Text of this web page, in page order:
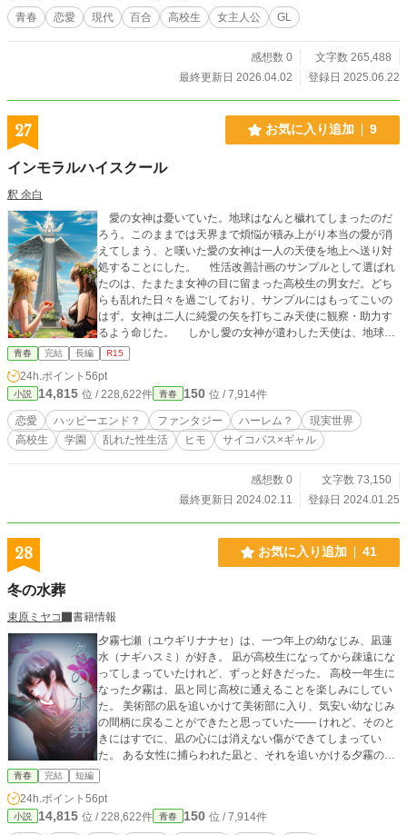
青春 恋愛 現代 百合 高校生 女主人公 GL
感想数 0
文字数 265,488
最終更新日 2026.04.02
登録日 2025.06.22
27 お気に入り追加 9
インモラルハイスクール
釈 余白
愛の女神は憂いていた。地球はなんと穢れてしまったのだ
ろう。このままでは天界まで煩悩が積み上がり本当の愛が消
えてしまう、と嘆いた愛の女神は一人の天使を地上へ送り対
処することにした。 性活改善計画のサンプルとして選ばれ
たのは、たまたま女神の目に留まった高校生の男女だ。どち
らも乱れた日々を過ごしており、サンプルにはもってこいの
はず。女神は二人に純愛の矢を打ちこみ天使に観察・助力す
るよう命じた。 しかし愛の女神が遣わした天使は、地球の
性文化に感化された性欲あふれるポンコツ天使だった。天使
はインモラルエナジーを集めて堕天し淫魔になることを目指
してるらしい。 女神に純愛を植え付けられたナンパ男にサ
セ子、そして二人を利用して淫魔化を目指すポンコツ天使の
行方はいかに。
青春 完結 長編 R15
24h.ポイント 56pt
小説 14,815 位 / 228,622件 青春 150 位 / 7,914件
恋愛 ハッピーエンド？ ファンタジー ハーレム？
現実世界
高校生
学園 乱れた性生活 ヒモ サイコパス×ギャル
感想数 0
文字数 73,150
最終更新日 2024.02.11
登録日 2024.01.25
28 お気に入り追加 41
冬の水葬
束原ミヤコ
書籍情報
夕霧七瀬（ユウギリナナセ）は、一つ年上の幼なじみ、凪蓮
水（ナギハスミ）が好き。 凪が高校生になってから疎遠にな
ってしまっていたけれど、ずっと好きだった。 高校一年生に
なった夕霧は、凪と同じ高校に通えることを楽しみにしてい
た。 美術部の凪を追いかけて美術部に入り、気安い幼なじみ
の間柄に戻ることができたと思っていた―― けれど、そのと
きにはすでに、凪の心には消えない傷ができてしまってい
た。 ある女性に捕らわれた凪と、それを追いかける夕霧の、
繰り返す冬の話。
青春 完結 短編
24h.ポイント 56pt
小説 14,815 位 / 228,622件 青春 150 位 / 7,914件